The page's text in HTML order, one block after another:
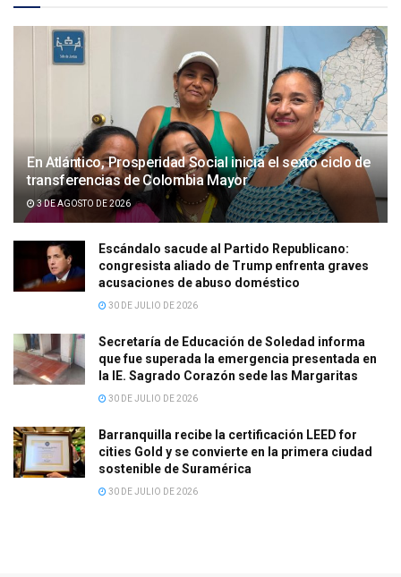
En Atlántico, Prosperidad Social inicia el sexto ciclo de
transferencias de Colombia Mayor
3 DE AGOSTO DE 2026
Escándalo sacude al Partido Republicano:
congresista aliado de Trump enfrenta graves
acusaciones de abuso doméstico
30 DE JULIO DE 2026
Secretaría de Educación de Soledad informa
que fue superada la emergencia presentada en
la IE. Sagrado Corazón sede las Margaritas
30 DE JULIO DE 2026
Barranquilla recibe la certificación LEED for
cities Gold y se convierte en la primera ciudad
sostenible de Suramérica
30 DE JULIO DE 2026